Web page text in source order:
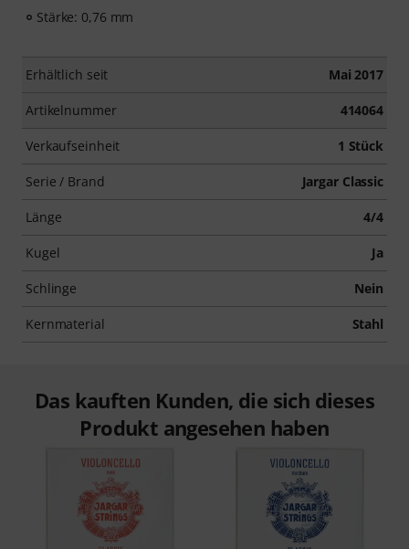
Stärke: 0,76 mm
Erhältlich seit Mai 2017
Artikelnummer 414064
Verkaufseinheit 1 Stück
Serie / Brand Jargar Classic
Länge 4/4
Kugel Ja
Schlinge Nein
Kernmaterial Stahl
Das kauften Kunden, die sich dieses
Produkt angesehen haben